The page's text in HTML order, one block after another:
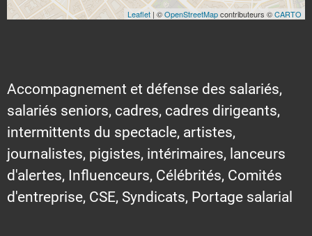
Leaflet | ©OpenStreetMapcontributeurs ©CARTO
Accompagnement et défense des salariés,
salariés seniors, cadres, cadres dirigeants,
intermittents du spectacle, artistes,
journalistes, pigistes, intérimaires, lanceurs
d'alertes, Influenceurs, Célébrités, Comités
d'entreprise, CSE, Syndicats, Portage salarial